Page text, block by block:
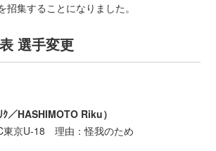
招集することになりました。
選手変更
／HASHIMOTO Riku）
京U-18 理由：怪我のため